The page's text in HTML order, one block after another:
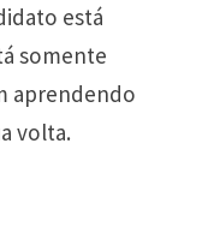
está
somente
aprendendo
volta.